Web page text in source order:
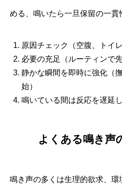
める、鳴いたら一旦保留の一貫
原因チェック（空腹、トイレ
必要の充足（ルーティンで先
静かな瞬間を即時に強化（
始）
鳴いている間は反応を遅延
よくある鳴き声
鳴き声の多くは生理的欲求、環